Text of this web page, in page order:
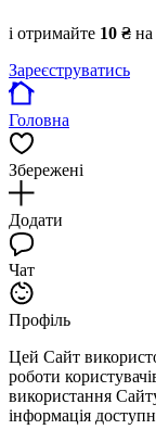
і отримайте 10 ₴ на
Зареєструватись
Головна
Збережені
Додати
Чат
Профіль
Цей Сайт
роботи
використання
інформація